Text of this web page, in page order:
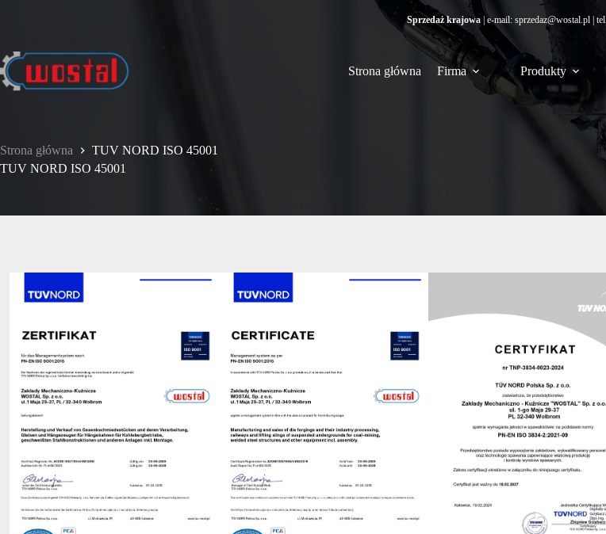
Sprzedaż krajowa| e-mail: sprzedaz@wostal.pl| tel.
Strona główna Firma Produkty
Strona główna
TUV NORD ISO 45001
TUV NORD ISO 45001